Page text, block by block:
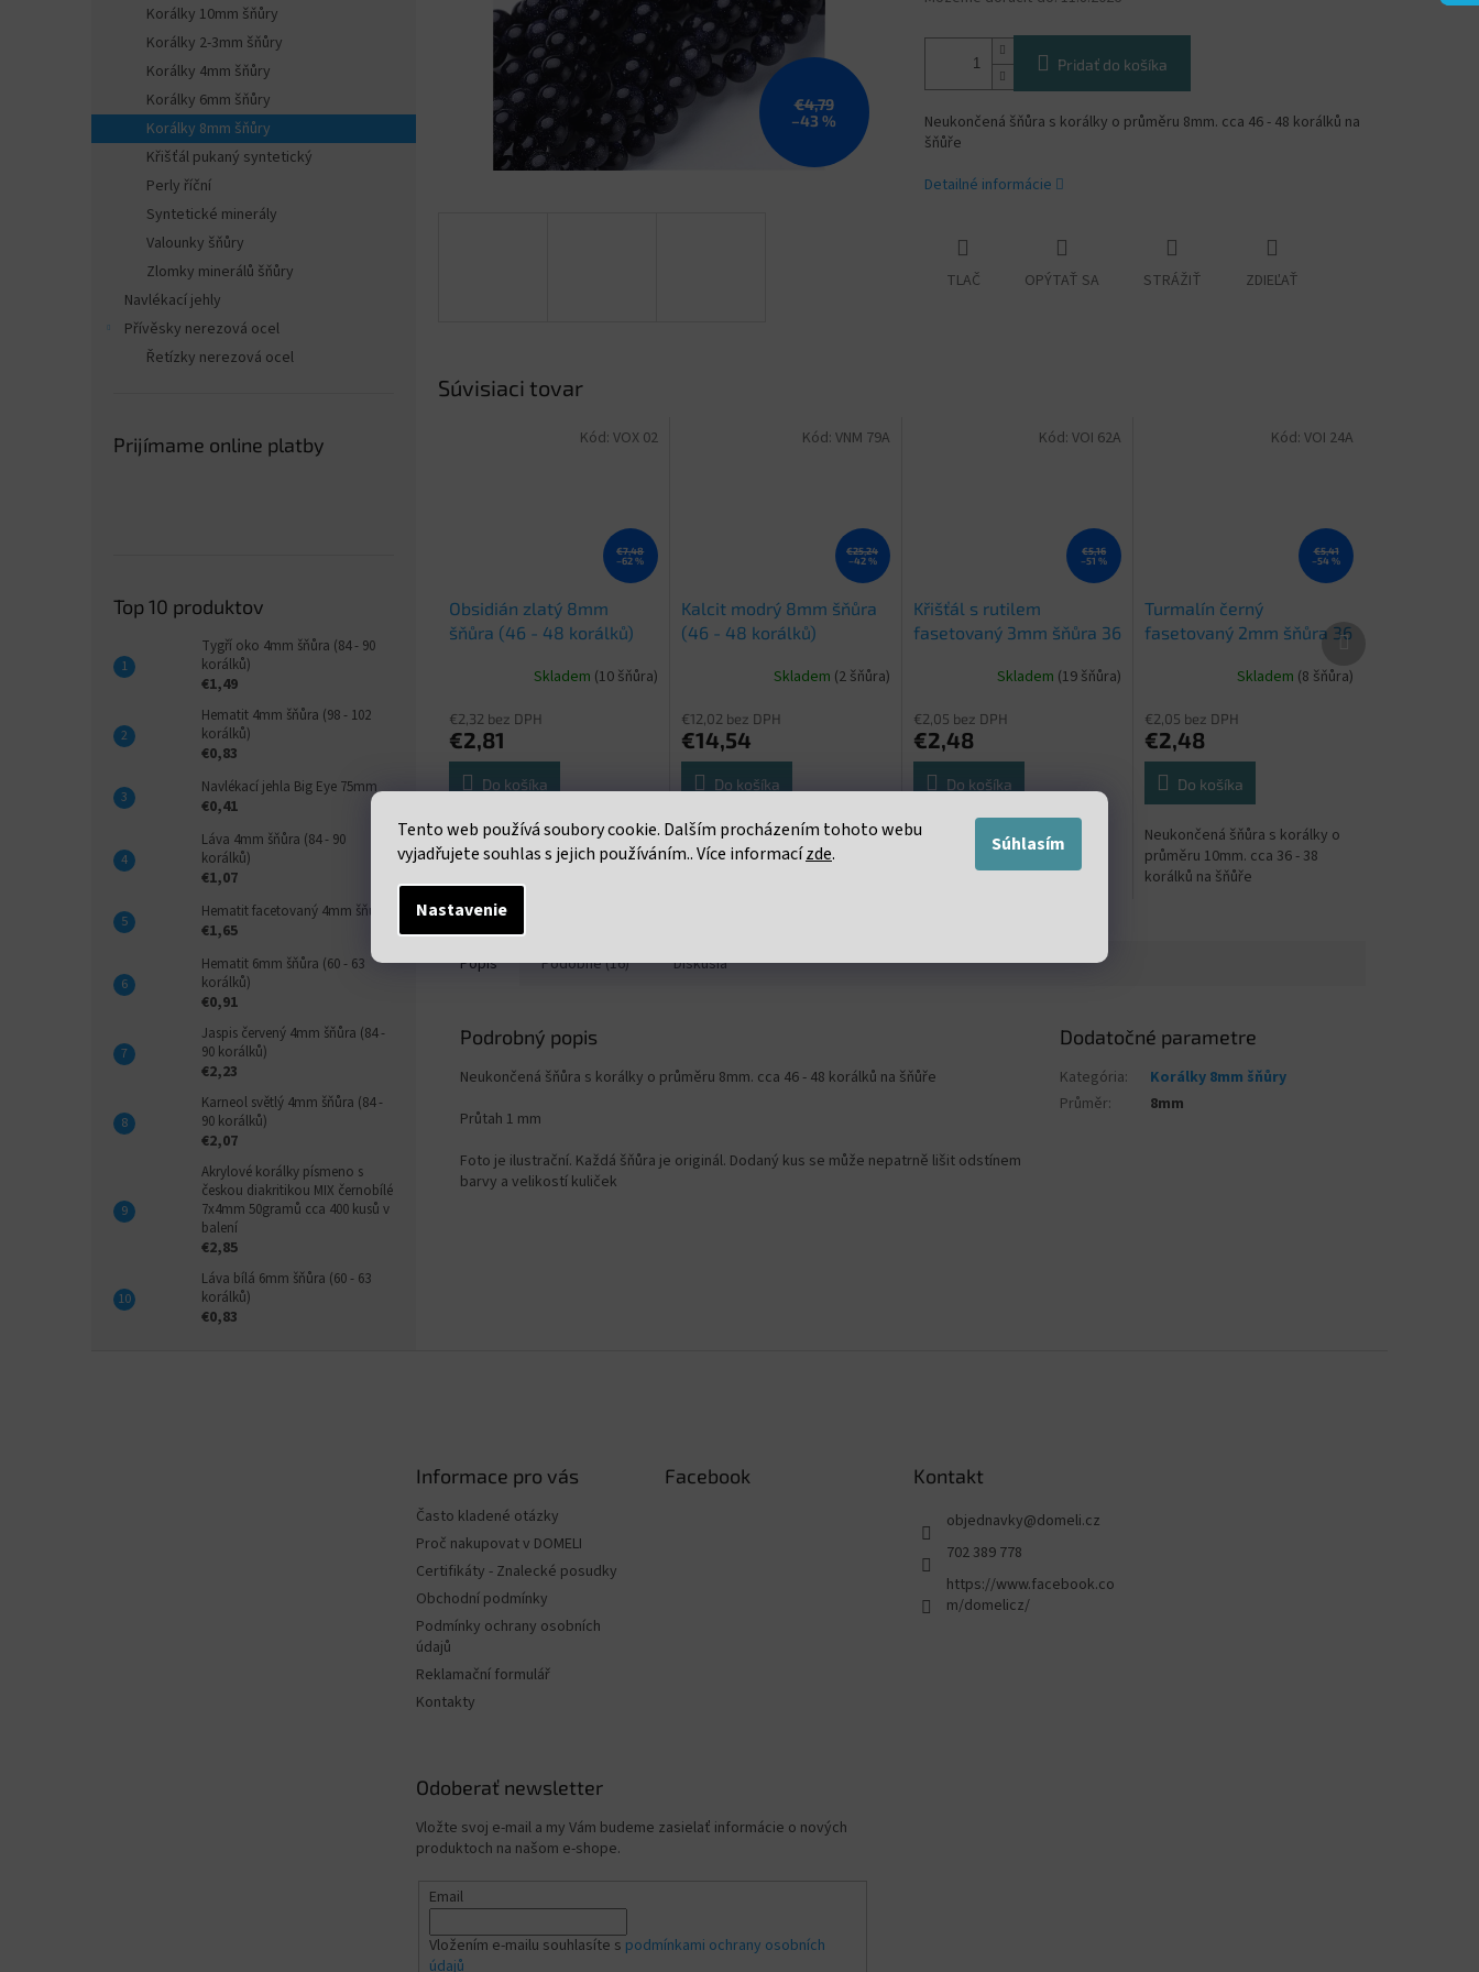
Tento web používá soubory cookie. Dalším procházením tohoto webu
vyjadřujete souhlas s jejich používáním.. Více informacízde.
Nastavenie
Súhlasím
Korálky 10mm šňůry
Korálky 2-3mm šňůry
Korálky 4mm šňůry
Korálky 6mm šňůry
Korálky 8mm šňůry
Křišťál pukaný syntetický
Perly říční
Syntetické minerály
Valounky šňůry
Zlomky minerálů šňůry
Navlékací jehly
Přívěsky nerezová ocel
Řetízky nerezová ocel
Prijímame online platby
Top 10 produktov
Tygří oko 4mm šňůra (84 - 90
korálků)
€1,49
Hematit 4mm šňůra (98 - 102
korálků)
€0,83
Navlékací jehla Big Eye 75mm
€0,41
Láva 4mm šňůra (84 - 90
korálků)
€1,07
Hematit facetovaný 4mm šňůra
€1,65
Hematit 6mm šňůra (60 - 63
korálků)
€0,91
Jaspis červený 4mm šňůra (84 -
90 korálků)
€2,23
Karneol světlý 4mm šňůra (84 -
90 korálků)
€2,07
Akrylové korálky písmeno s
českou diakritikou MIX černobílé
7x4mm 50gramů cca 400 kusů v
balení
€2,85
Láva bílá 6mm šňůra (60 - 63
korálků)
€0,83
€4,79
–43 %
Pridať do košíka
Neukončená šňůra s korálky o průměru 8mm. cca 46 - 48 korálků na
šňůře
Detailné informácie
TLAČ OPÝTAŤ SA STRÁŽIŤ ZDIEĽAŤ
Súvisiaci tovar
€7,48
–62 %
Obsidián zlatý 8mm
šňůra (46 - 48 korálků)
Skladem (10 šňůra)
€2,32 bez DPH
€2,81
Do košíka
Neukončená šňůra s korálky o
průměru 8mm. cca 46 - 48
Kód: VOX 02
€25,24
–42 %
Kalcit modrý 8mm šňůra
(46 - 48 korálků)
Skladem (2 šňůra)
€12,02 bez DPH
€14,54
Do košíka
Neukončená šňůra s korálky o
průměru 8mm. cca 46 - 48
Kód: VNM 79A
€5,16
–51 %
Křišťál s rutilem
fasetovaný 3mm šňůra 36
Skladem (19 šňůra)
€2,05 bez DPH
€2,48
Do košíka
Neukončená šňůra s korálky o
průměru 10mm. cca 36 - 38
korálků na šňůře
Kód:VOI 62A
€5,41
–54 %
Turmalín černý
fasetovaný 2mm šňůra 36
Skladem (8 šňůra)
€2,05 bez DPH
€2,48
Do košíka
Neukončená šňůra s korálky o
průměru 10mm. cca 36 - 38
korálků na šňůře
Kód: VOI 24A
Ďalší
Popis Podobné (16) Diskusia
Podrobný popis
Neukončená šňůra s korálky o průměru 8mm. cca 46 - 48 korálků na šňůře
Průtah 1 mm
Foto je ilustrační. Každá šňůra je originál. Dodaný kus se může nepatrně lišit odstínem
barvy a velikostí kuliček
Dodatočné parametre
Kategória:
Korálky 8mm šňůry
Průměr: 8mm
Informace pro vás
Často kladené otázky
Proč nakupovat v DOMELI
Certifikáty - Znalecké posudky
Obchodní podmínky
Podmínky ochrany osobních
údajů
Reklamační formulář
Kontakty
Facebook Kontakt
objednavky@domeli.cz
702 389 778
https://www.facebook.co
m/domelicz/
Odoberať newsletter
Vložte svoj e-mail a my Vám budeme zasielať informácie o nových
produktoch na našom e-shope.
Email
Vložením e-mailu souhlasíte s podmínkami ochrany osobních
údajů